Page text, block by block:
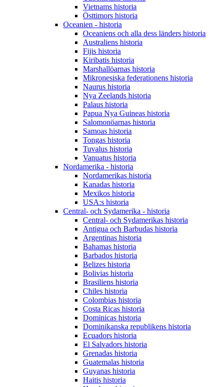
Vietnams historia
Östtimors historia
Oceanien - historia
Oceaniens och alla dess länders historia
Australiens historia
Fijis historia
Kiribatis historia
Marshallöarnas historia
Mikronesiska federationens historia
Naurus historia
Nya Zeelands historia
Palaus historia
Papua Nya Guineas historia
Salomonöarnas historia
Samoas historia
Tongas historia
Tuvalus historia
Vanuatus historia
Nordamerika - historia
Nordamerikas historia
Kanadas historia
Mexikos historia
USA:s historia
Central- och Sydamerika - historia
Central- och Sydamerikas historia
Antigua och Barbudas historia
Argentinas historia
Bahamas historia
Barbados historia
Belizes historia
Bolivias historia
Brasiliens historia
Chiles historia
Colombias historia
Costa Ricas historia
Dominicas historia
Dominikanska republikens historia
Ecuadors historia
El Salvadors historia
Grenadas historia
Guatemalas historia
Guyanas historia
Haitis historia